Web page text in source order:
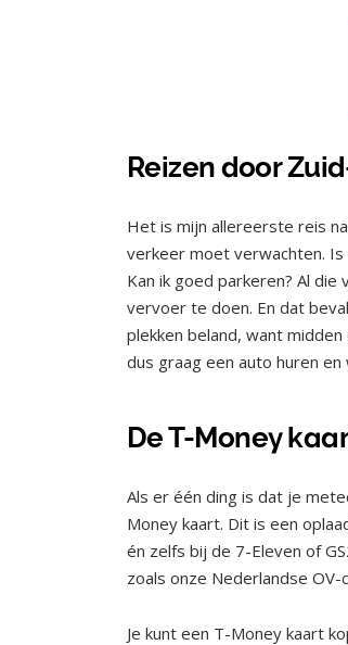
Reizen door
Het is mijn allereerste reis
verkeer moet verwachten. Is
Kan ik goed parkeren? Al
vervoer te doen. En dat
plekken beland, want
dus graag een auto huren
De T-Money
Als er één ding is dat je
Money kaart. Dit is een
én zelfs bij de 7-Eleven of
zoals onze Nederlandse OV-
Je kunt een T-Money kaart